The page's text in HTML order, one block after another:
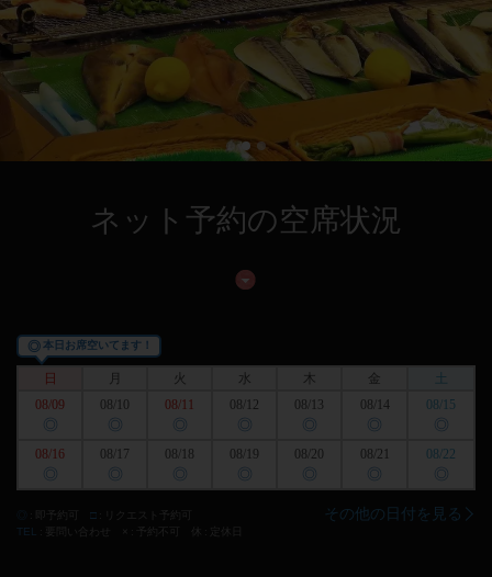
ネット予約の空席状況
◎本日お席空いてます！
日 火 水 木 金
土
08/09
◎ ◎
08/11
◎
08/12
◎
08/13
◎
08/14
◎
08/15
◎
08/16
◎
08/17
◎ ◎
08/19
◎
08/20
◎
08/21
◎
08/22
◎
□
TEL
要問い合わせ 休 定休日
その他の日付を見る